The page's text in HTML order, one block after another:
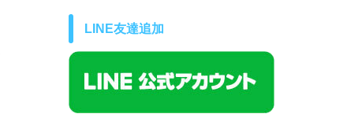
LINE友達追加